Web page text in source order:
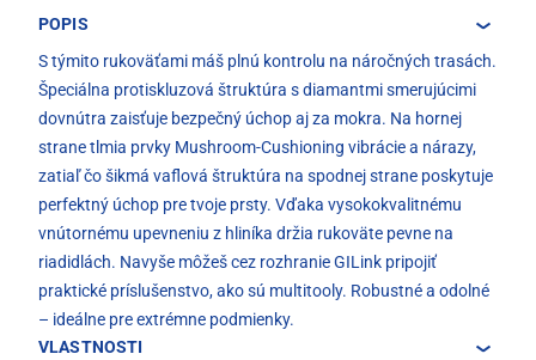
POPIS
S týmito rukoväťami máš plnú kontrolu na náročných trasách.
Špeciálna protiskluzová štruktúra s diamantmi smerujúcimi
dovnútra zaisťuje bezpečný úchop aj za mokra. Na hornej
strane tlmia prvky Mushroom-Cushioning vibrácie a nárazy,
zatiaľ čo šikmá vaflová štruktúra na spodnej strane poskytuje
perfektný úchop pre tvoje prsty. Vďaka vysokokvalitnému
vnútornému upevneniu z hliníka držia rukoväte pevne na
riadidlách. Navyše môžeš cez rozhranie GILink pripojiť
praktické príslušenstvo, ako sú multitooly. Robustné a odolné
– ideálne pre extrémne podmienky.
VLASTNOSTI